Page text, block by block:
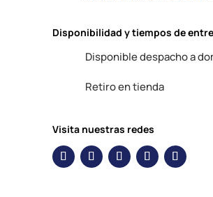
Disponibilidad y tiempos de
Disponible despacho a
Retiro en tienda
Visita nuestras redes